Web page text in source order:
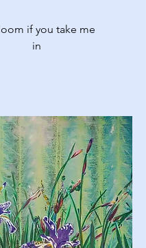
if you take me
in